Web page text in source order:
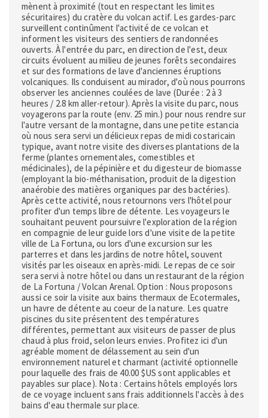
mènent à proximité (tout en respectant les limites
sécuritaires) du cratère du volcan actif. Les gardes-parc
surveillent continûment l'activité de ce volcan et
informent les visiteurs des sentiers de randonnées
ouverts. À l'entrée du parc, en direction de l'est, deux
circuits évoluent au milieu de jeunes forêts secondaires
et sur des formations de lave d'anciennes éruptions
volcaniques. Ils conduisent au mirador, d'où nous pourrons
observer les anciennes coulées de lave (Durée : 2 à 3
heures / 2.8 km aller-retour). Après la visite du parc, nous
voyagerons par la route (env. 25 min.) pour nous rendre sur
l'autre versant de la montagne, dans une petite estancia
où nous sera servi un délicieux repas de midi costaricain
typique, avant notre visite des diverses plantations de la
ferme (plantes ornementales, comestibles et
médicinales), de la pépinière et du digesteur de biomasse
(employant la bio-méthanisation, produit de la digestion
anaérobie des matières organiques par des bactéries).
Après cette activité, nous retournons vers l'hôtel pour
profiter d'un temps libre de détente. Les voyageurs le
souhaitant peuvent poursuivre l'exploration de la région
en compagnie de leur guide lors d'une visite de la petite
ville de La Fortuna, ou lors d'une excursion sur les
parterres et dans les jardins de notre hôtel, souvent
visités par les oiseaux en après-midi. Le repas de ce soir
sera servi à notre hôtel ou dans un restaurant de la région
de La Fortuna / Volcan Arenal. Option : Nous proposons
aussi ce soir la visite aux bains thermaux de Ecotermales,
un havre de détente au coeur de la nature. Les quatre
piscines du site présentent des températures
différentes, permettant aux visiteurs de passer de plus
chaud à plus froid, selon leurs envies. Profitez ici d'un
agréable moment de délassement au sein d'un
environnement naturel et charmant (activité optionnelle
pour laquelle des frais de 40.00 $US sont applicables et
payables sur place). Nota : Certains hôtels employés lors
de ce voyage incluent sans frais additionnels l'accès à des
bains d'eau thermale sur place.